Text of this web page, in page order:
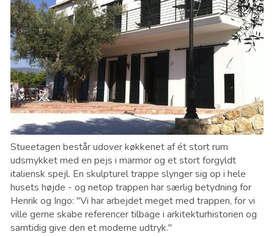
Stueetagen består udover køkkenet af ét stort rum
udsmykket med en pejs i marmor og et stort forgyldt
italiensk spejl. En skulpturel trappe slynger sig op i hele
husets højde - og netop trappen har særlig betydning for
Henrik og Ingo: "Vi har arbejdet meget med trappen, for vi
ville gerne skabe referencer tilbage i arkitekturhistorien og
samtidig give den et moderne udtryk."